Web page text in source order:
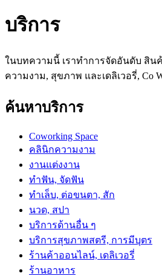
บริการ
ในบทความนี้ เราทำการจัดอันดับ สิน
ความงาม, สุขภาพ และเดลิเวอรี่, Co
ค้นหาบริการ
Coworking Space
คลินิกความงาม
งานแต่งงาน
ทำฟัน, จัดฟัน
ทำเล็บ, ต่อขนตา, สัก
นวด, สปา
บริการด้านอื่น ๆ
บริการสุขภาพสตรี, การมีบุตร
ร้านค้าออนไลน์, เดลิเวอรี่
ร้านอาหาร